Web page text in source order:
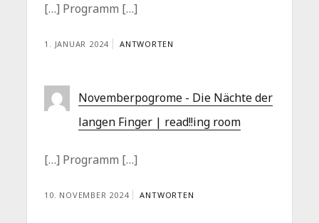
[…] Programm […]
1. JANUAR 2024 ANTWORTEN
Novemberpogrome - Die Nächte der
langen Finger | read!!ing room
[…] Programm […]
10. NOVEMBER 2024 ANTWORTEN